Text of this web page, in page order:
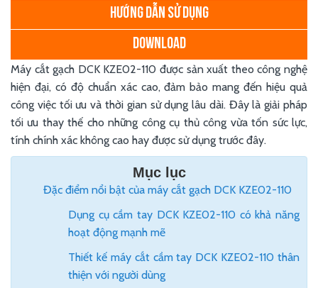
HƯỚNG DẪN SỬ DỤNG
DOWNLOAD
Máy cắt gạch DCK KZE02-110 được sản xuất theo công nghệ
hiện đại, có độ chuẩn xác cao, đảm bảo mang đến hiệu quả
công việc tối ưu và thời gian sử dụng lâu dài. Đây là giải pháp
tối ưu thay thế cho những công cụ thủ công vừa tốn sức lực,
tính chính xác không cao hay được sử dụng trước đây.
Mục lục
Đặc điểm nổi bật của máy cắt gạch DCK KZE02-110
Dụng cụ cầm tay DCK KZE02-110 có khả năng
hoạt động mạnh mẽ
Thiết kế máy cắt cầm tay DCK KZE02-110 thân
thiện với người dùng